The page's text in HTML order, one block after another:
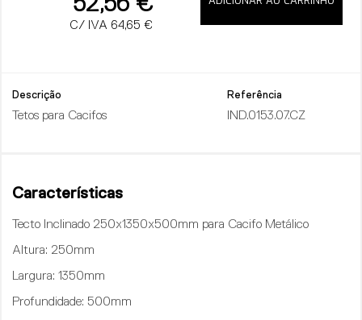
C/ IVA 64,65 €
Descrição
Tetos para Cacifos
Referência
IND.0153.07.CZ
Características
Tecto Inclinado 250x1350x500mm para Cacifo Metálico
Altura: 250mm
Largura: 1350mm
Profundidade: 500mm